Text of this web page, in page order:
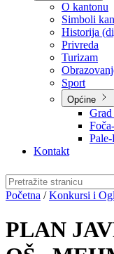
Značajni
O kantonu
O kantonu
Simboli
Historija
Privreda
Turizam
Općine
Pale-
Kontakt
Početna/Konkursi i